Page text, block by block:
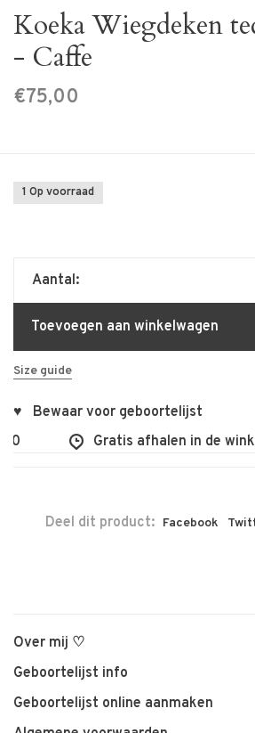
Koeka Wiegdeken
- Caffe
€75,00
1 Op voorraad
Aantal:
Toevoegen aan winkelwagen
Size guide
♥ Bewaar voor geboortelijst
Gratis afhalen in de winkel
Deel dit product: Facebook
Over mij ♡
Geboortelijst info
Geboortelijst online aanmaken